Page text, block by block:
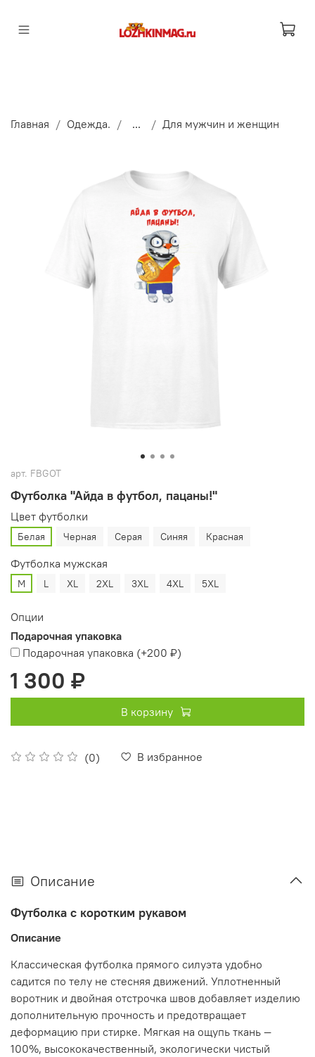
Главная Одежда. ... Для мужчин и женщин
арт. FBGOT
Футболка "Айда в футбол, пацаны!"
(0) В избранное
Цвет футболки
Белая Черная Серая Синяя Красная
Футболка мужская
M L XL 2XL 3XL 4XL 5XL
Опции
Подарочная упаковка
Подарочная упаковка (+200 ₽)
1 300 ₽
В корзину
Описание
Футболка с коротким рукавом
Описание
Классическая футболка прямого силуэта удобно
садится по телу не стесняя движений. Уплотненный
воротник и двойная отстрочка швов добавляет изделию
дополнительную прочность и предотвращает
деформацию при стирке. Мягкая на ощупь ткань —
100%, высококачественный, экологически чистый